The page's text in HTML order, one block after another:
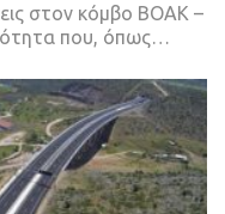
στον κόμβο ΒΟΑΚ –
που, όπως…